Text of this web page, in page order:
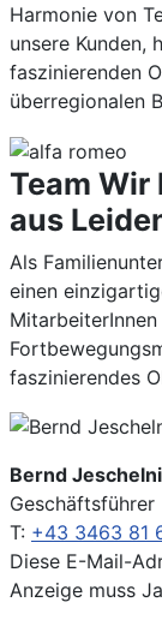
Harmonie von
unsere Kunden,
faszinierenden
überregionalen
Team Wir
aus
Als
einen
faszinierendes
Bernd
Geschäftsführer
T: +43 3463 81
Diese E-Mail-
Anzeige muss